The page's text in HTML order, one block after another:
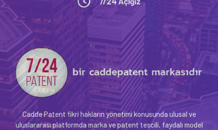
Cadde Patent fikri hakların yönetimi konusunda ulusal ve
uluslararası platformda marka ve patent tescili, faydalı model